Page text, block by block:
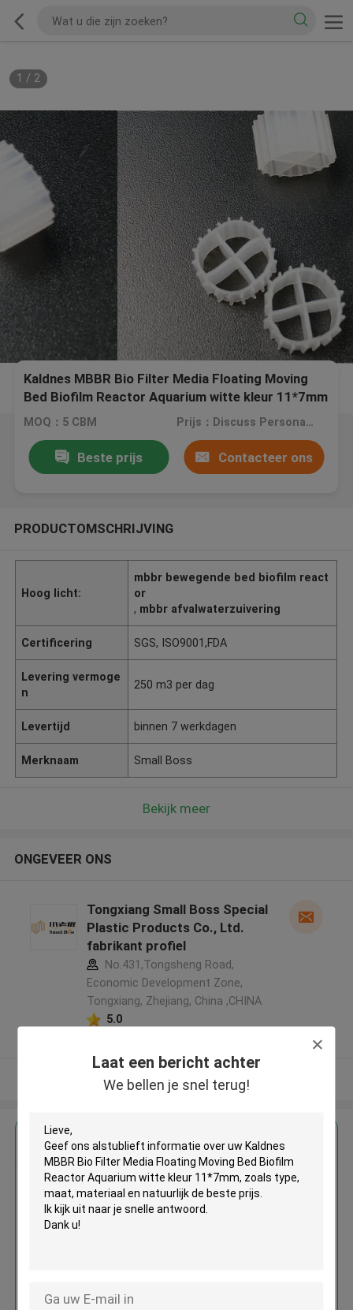
Laat een bericht achter
We bellen je snel terug!
1 / 2
Kaldnes MBBR Bio Filter Media Floating Moving
Bed Biofilm Reactor Aquarium witte kleur 11*7mm
MOQ：5 CBM Prijs：Discuss Personally
Beste prijs Contacteer ons
PRODUCTOMSCHRIJVING
Hoog licht:
mbbr bewegende bed biofilm react
or
, mbbr afvalwaterzuivering
Certificering SGS, ISO9001,FDA
Levering vermoge
n
250 m3 per dag
Levertijd binnen 7 werkdagen
Merknaam Small Boss
Bekijk meer
ONGEVEER ONS
Tongxiang Small Boss Special
Plastic Products Co., Ltd.
fabrikant profiel
No.431,Tongsheng Road,
Economic Development Zone,
Tongxiang, Zhejiang, China ,CHINA
5.0
Bekijk meer
Krijg de beste prijs voor
Kaldnes MBBR Bio Filter Media
Floating Moving Bed Biofilm